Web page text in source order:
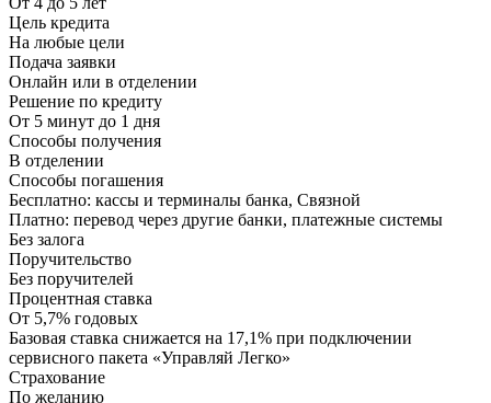
Цель кредита
На любые цели
Подача заявки
Онлайн или в отделении
Решение по кредиту
От 5 минут до 1 дня
Способы получения
В отделении
Способы погашения
Бесплатно: кассы и терминалы банка, Связной
Платно: перевод через другие банки, платежные системы
Без залога
Поручительство
Без поручителей
Процентная ставка
От 5,7% годовых
Базовая ставка снижается на 17,1% при подключении
сервисного пакета «Управляй Легко»
Страхование
По желанию